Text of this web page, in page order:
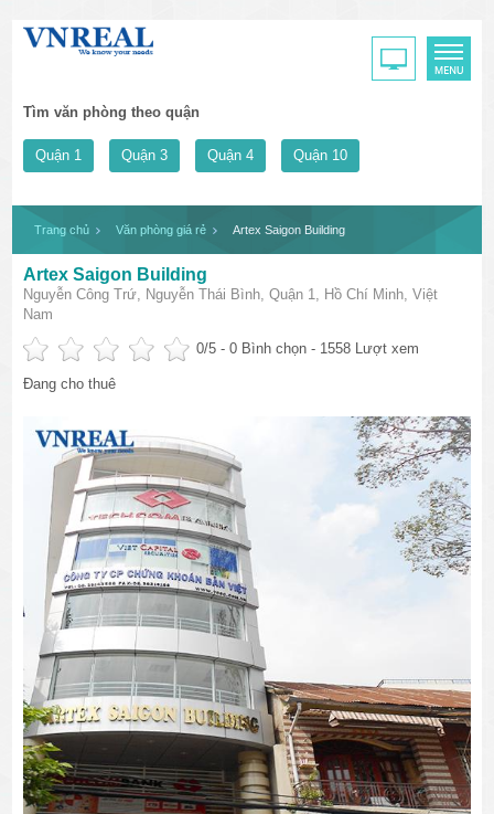
Tìm văn phòng theo quận
Quận 1 Quận 3 Quận 4 Quận 10
Trang chủ Văn phòng giá rẻ Artex Saigon Building
Artex Saigon Building
Nguyễn Công Trứ, Nguyễn Thái Bình, Quận 1, Hồ Chí Minh, Việt
Nam
0/5 -0 Bình chọn - 1558 Lượt xem
Đang cho thuê
văn phòng cho thuê quận 3
văn phòng quận 1
văn phòng quận 3
cao ốc văn phòng quận 1
cao ốc văn phòng quận 3